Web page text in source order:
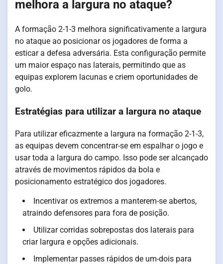
melhora a largura no ataque?
A formação 2-1-3 melhora significativamente a largura
no ataque ao posicionar os jogadores de forma a
esticar a defesa adversária. Esta configuração permite
um maior espaço nas laterais, permitindo que as
equipas explorem lacunas e criem oportunidades de
golo.
Estratégias para utilizar a largura no ataque
Para utilizar eficazmente a largura na formação 2-1-3,
as equipas devem concentrar-se em espalhar o jogo e
usar toda a largura do campo. Isso pode ser alcançado
através de movimentos rápidos da bola e
posicionamento estratégico dos jogadores.
Incentivar os extremos a manterem-se abertos,
atraindo defensores para fora de posição.
Utilizar corridas sobrepostas dos laterais para
criar largura e opções adicionais.
Implementar passes rápidos de um-dois para